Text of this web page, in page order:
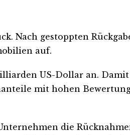
Nach gestoppten
auf.
US-Dollar an.
mit hohen
die